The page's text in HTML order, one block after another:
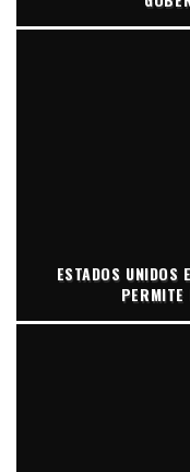
ESTADOS UNIDOS
PERMITE